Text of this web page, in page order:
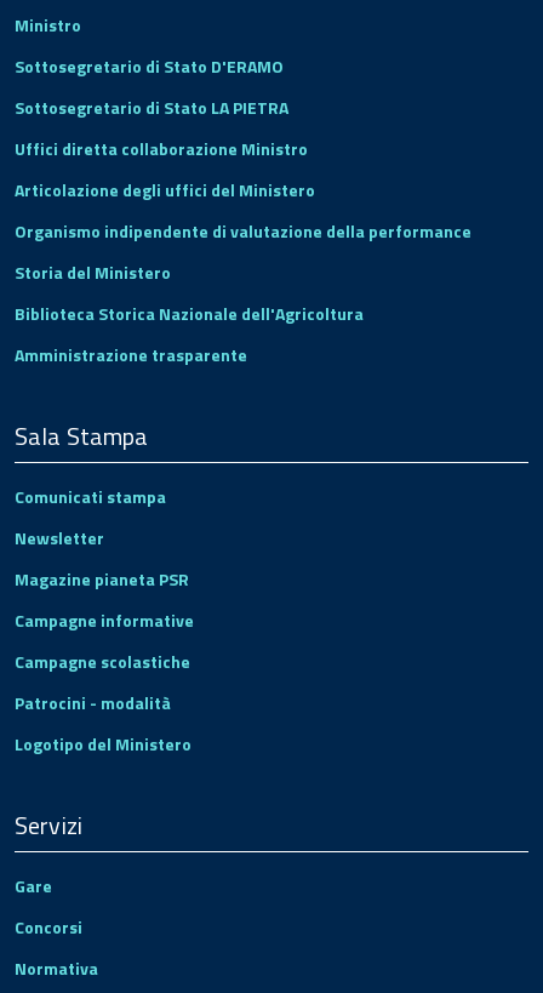
Ministro
Sottosegretario di Stato D'ERAMO
Sottosegretario di Stato LA PIETRA
Uffici diretta collaborazione Ministro
Articolazione degli uffici del Ministero
Organismo indipendente di valutazione della performance
Storia del Ministero
Biblioteca Storica Nazionale dell'Agricoltura
Amministrazione trasparente
Sala Stampa
Comunicati stampa
Newsletter
Magazine pianeta PSR
Campagne informative
Campagne scolastiche
Patrocini - modalità
Logotipo del Ministero
Servizi
Gare
Concorsi
Normativa